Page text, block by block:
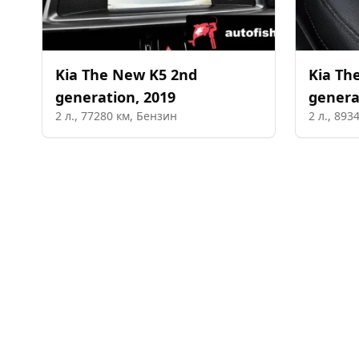
Kia The New K5 2nd
generation, 2019
2 л., 77280 км, Бензин
Kia
2 л.,